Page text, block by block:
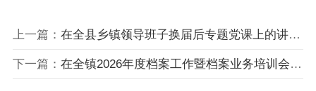
上一篇： 在全县乡镇领导班子换届后专题党课上的讲话：在新起点上展现新作为
下一篇： 在全镇2026年度档案工作暨档案业务培训会上的讲话